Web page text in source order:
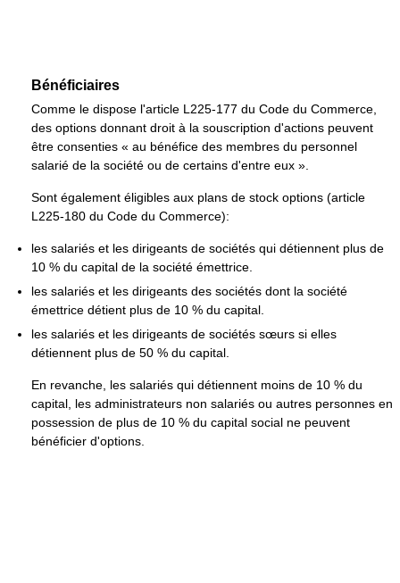
Bénéficiaires
Comme le dispose l'article L225-177 du Code du Commerce,
des options donnant droit à la souscription d'actions peuvent
être consenties « au bénéfice des membres du personnel
salarié de la société ou de certains d'entre eux ».
Sont également éligibles aux plans de stock options (article
L225-180 du Code du Commerce):
les salariés et les dirigeants de sociétés qui détiennent plus de
10 % du capital de la société émettrice.
les salariés et les dirigeants des sociétés dont la société
émettrice détient plus de 10 % du capital.
les salariés et les dirigeants de sociétés sœurs si elles
détiennent plus de 50 % du capital.
En revanche, les salariés qui détiennent moins de 10 % du
capital, les administrateurs non salariés ou autres personnes en
possession de plus de 10 % du capital social ne peuvent
bénéficier d'options.